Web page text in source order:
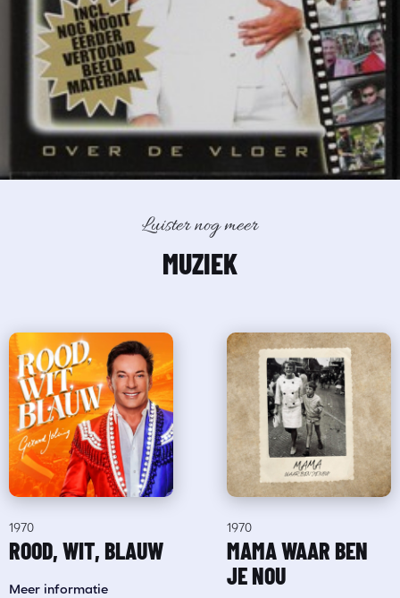
Luister nog meer
MUZIEK
1970
ROOD, WIT, BLAUW
Meer informatie
1970
MAMA WAAR BEN
JE NOU